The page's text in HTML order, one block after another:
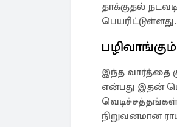
தாக்குதல்
பெயரிட்டுள்ளது.
இந்த வார்த்தை
என்பது இதன்
நிறுவனமான